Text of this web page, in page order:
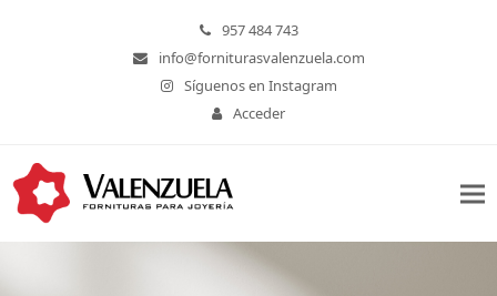
957 484 743
info@forniturasvalenzuela.com
Síguenos en Instagram
Acceder